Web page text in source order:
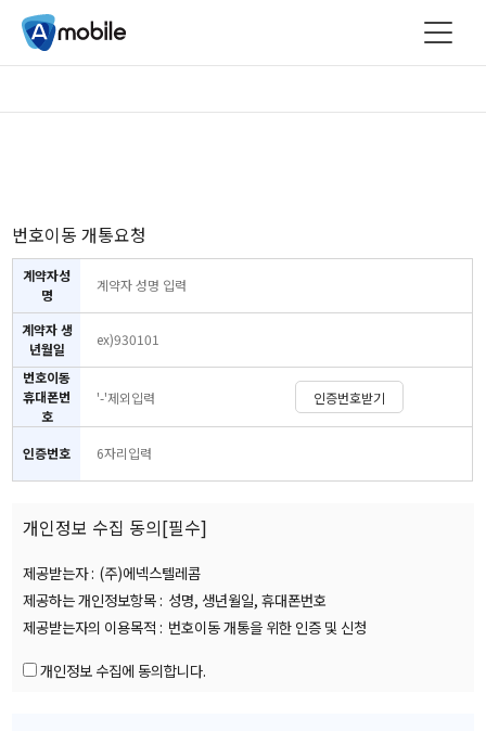
번호이동 개통요청
계약자성
명
계약자 생
년월일
번호이동
휴대폰번
호
인증번호받기
인증번호
개인정보 수집 동의[필수]
제공받는자 : (주)에넥스텔레콤
제공하는 개인정보항목 : 성명, 생년월일, 휴대폰번호
제공받는자의 이용목적 : 번호이동 개통을 위한 인증 및 신청
개인정보 수집에 동의합니다.